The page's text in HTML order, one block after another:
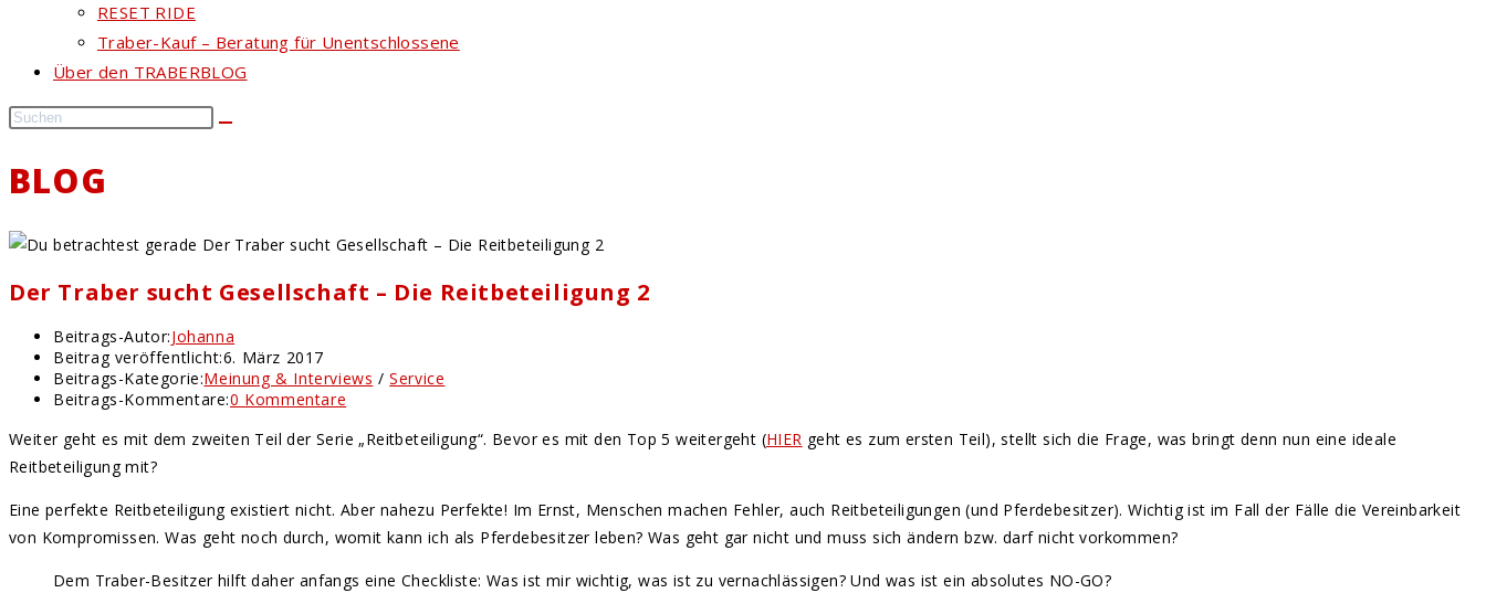
RESET RIDE
Traber-Kauf – Beratung für Unentschlossene
Über den TRABERBLOG
BLOG
Der Traber sucht Gesellschaft – Die Reitbeteiligung 2
Beitrags-Autor:Johanna
Beitrag veröffentlicht:6. März 2017
Beitrags-Kategorie:Meinung & Interviews / Service
Beitrags-Kommentare:0 Kommentare
Weiter geht es mit dem zweiten Teil der Serie „Reitbeteiligung“. Bevor es mit den Top 5 weitergeht (HIER geht es zum ersten Teil), stellt sich die Frage, was bringt denn nun eine ideale
Reitbeteiligung mit?
Eine perfekte Reitbeteiligung existiert nicht. Aber nahezu Perfekte! Im Ernst, Menschen machen Fehler, auch Reitbeteiligungen (und Pferdebesitzer). Wichtig ist im Fall der Fälle die Vereinbarkeit
von Kompromissen. Was geht noch durch, womit kann ich als Pferdebesitzer leben? Was geht gar nicht und muss sich ändern bzw. darf nicht vorkommen?
Dem Traber-Besitzer hilft daher anfangs eine Checkliste: Was ist mir wichtig, was ist zu vernachlässigen? Und was ist ein absolutes NO-GO?